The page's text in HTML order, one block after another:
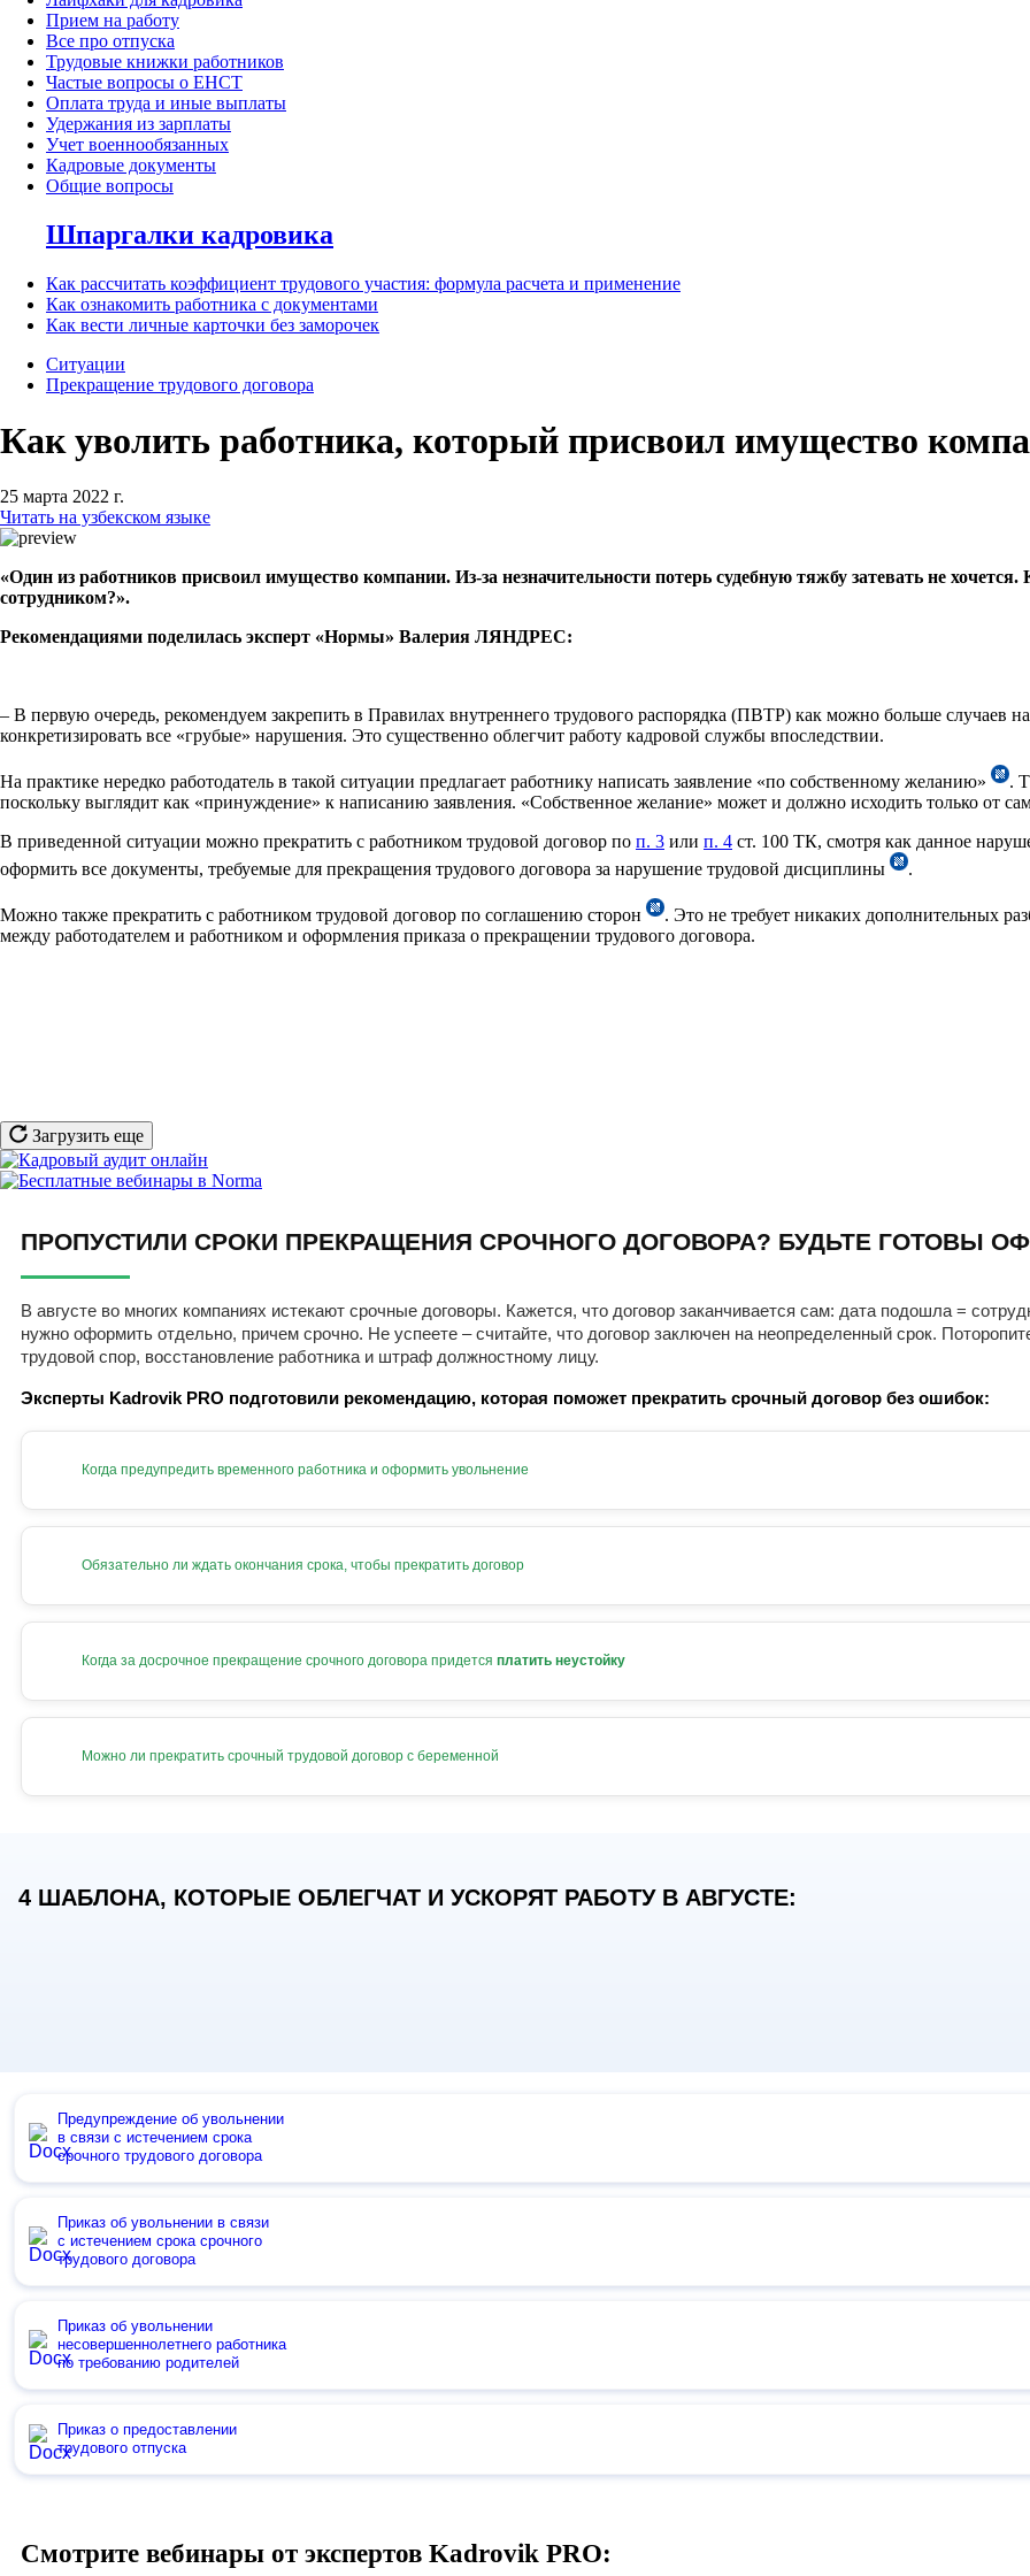
Прием на работу
Все про отпуска
Трудовые книжки работников
Частые вопросы о ЕНСТ
Оплата труда и иные выплаты
Удержания из зарплаты
Учет военнообязанных
Кадровые документы
Общие вопросы
Шпаргалки кадровика
Как рассчитать коэффициент трудового участия: формула расчета и применение
Как ознакомить работника с документами
Как вести личные карточки без заморочек
Ситуации
Прекращение трудового договора
Как уволить работника, который присвоил имущество
25 марта 2022 г.
Читать на узбекском языке
«Один из работников присвоил имущество компании. Из-за незначительности потерь судебную тяжбу затевать не хочется.
сотрудником?».
Рекомендациями поделилась эксперт «Нормы» Валерия ЛЯНДРЕС:
– В первую очередь, рекомендуем закрепить в Правилах внутреннего трудового распорядка (ПВТР) как можно больше случаев
конкретизировать все «грубые» нарушения. Это существенно облегчит работу кадровой службы впоследствии.
На практике нередко работодатель в такой ситуации предлагает работнику написать заявление «по собственному желанию»
.
поскольку выглядит как «принуждение» к написанию заявления. «Собственное желание» может и должно исходить только от
В приведенной ситуации можно прекратить с работником трудовой договор по п. 3 или п. 4 ст. 100 ТК, смотря как данное
оформить все документы, требуемые для прекращения трудового договора за нарушение трудовой дисциплины
.
Можно также прекратить с работником трудовой договор по соглашению сторон
. Это не требует никаких дополнительных
между работодателем и работником и оформления приказа о прекращении трудового договора.
Загрузить еще
ПРОПУСТИЛИ СРОКИ ПРЕКРАЩЕНИЯ СРОЧНОГО ДОГОВОРА? БУДЬТЕ ГОТОВЫ
В августе во многих компаниях истекают срочные договоры. Кажется, что договор заканчивается сам: дата подошла =
нужно оформить отдельно, причем срочно. Не успеете – считайте, что договор заключен на неопределенный срок.
трудовой спор, восстановление работника и штраф должностному лицу.
Эксперты Kadrovik PRO подготовили рекомендацию, которая поможет прекратить срочный договор без ошибок:
Когда предупредить временного работника и оформить увольнение
Обязательно ли ждать окончания срока, чтобы прекратить договор
Когда за досрочное прекращение срочного договора придется платить неустойку
Можно ли прекратить срочный трудовой договор с беременной
4 ШАБЛОНА, КОТОРЫЕ ОБЛЕГЧАТ И УСКОРЯТ РАБОТУ В АВГУСТЕ:
Предупреждение об увольнении
в связи с истечением срока
срочного трудового договора
Приказ об увольнении в связи
с истечением срока срочного
трудового договора
Приказ об увольнении
несовершеннолетнего работника
по требованию родителей
Приказ о предоставлении
трудового отпуска
Смотрите вебинары от экспертов Kadrovik PRO: